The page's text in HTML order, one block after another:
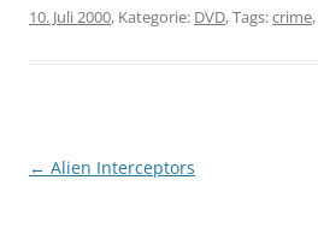
10. Juli 2000, Kategorie: DVD, Tags:crime,
Beitragsnavigation
← Alien Interceptors